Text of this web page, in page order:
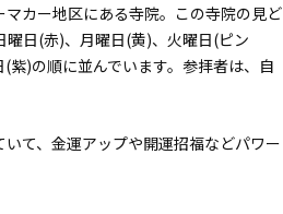
カー地区にある寺院。この寺院の見ど
曜日(赤)、月曜日(黄)、火曜日(ピン
)の順に並んでいます。参拝者は、自
て、金運アップや開運招福などパワー